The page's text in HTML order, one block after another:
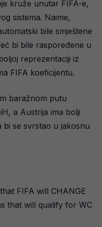
kruže unutar FIFA-e,
sistema. Naime,
bile smještene
bi bile raspoređene u
reprezentaciji iz
FIFA koeficijentu.
baražnom putu
a Austrija ima bolji
se svrstao u jakosnu
FIFA will CHANGE
that will qualify for WC